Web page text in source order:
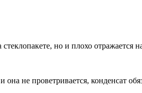
но и плохо отражается
не проветривается, конденсат